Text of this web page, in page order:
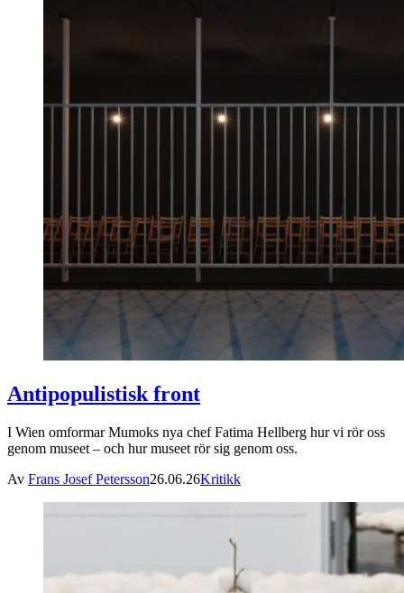
Antipopulistisk front
I Wien omformar Mumoks nya chef Fatima Hellberg hur vi rör oss
genom museet – och hur museet rör sig genom oss.
Av Frans Josef Petersson26.06.26Kritikk